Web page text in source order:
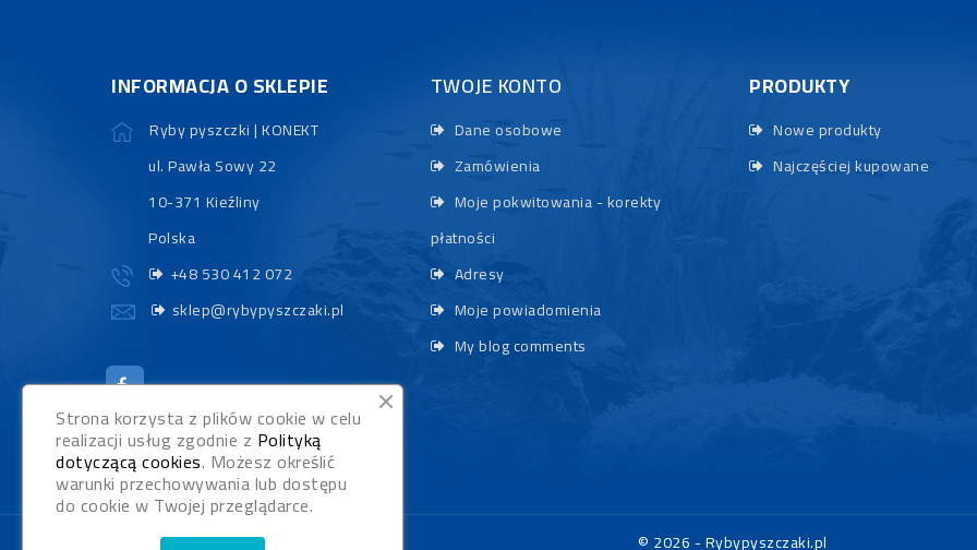
INFORMACJA O SKLEPIE
Ryby pyszczki | KONEKT
ul. Pawła Sowy 22
10-371 Kieźliny
Polska
+48 530 412 072
sklep@rybypyszczaki.pl
TWOJE KONTO
Dane osobowe
Zamówienia
Moje pokwitowania - korekty
płatności
Adresy
Moje powiadomienia
My blog comments
PRODUKTY
Nowe produkty
Najczęściej kupowane
© 2026 - Rybypyszczaki.pl
Strona korzysta z plików cookie w celu
realizacji usług zgodnie z Polityką
dotyczącą cookies. Możesz określić
warunki przechowywania lub dostępu
do cookie w Twojej przeglądarce.